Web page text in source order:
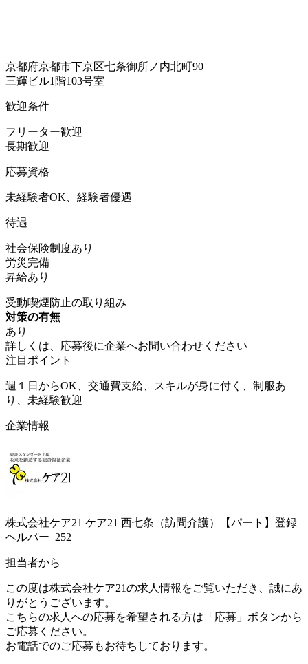
京都府京都市下京区七条御所ノ内北町90
三輝ビル1階103号室
歓迎条件
フリーター歓迎
長期歓迎
応募資格
未経験者OK、経験者優遇
待遇
社会保険制度あり
労災完備
昇給あり
受動喫煙防止の取り組み
対策の有無
あり
詳しくは、応募後に企業へお問い合わせください
注目ポイント
週１日からOK、交通費支給、スキルが身に付く、制服あ
り、未経験歓迎
企業情報
株式会社ケア21 ケア21 西七条（訪問介護）【パート】登録
ヘルパー_252
担当者から
この度は株式会社ケア21の求人情報をご覧いただき、誠にあ
りがとうございます。
こちらの求人への応募を希望される方は「応募」ボタンから
ご応募ください。
お電話でのご応募もお待ちしております。